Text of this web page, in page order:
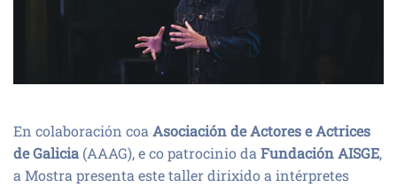
En colaboración coa Asociación de Actores e Actrices
de Galicia (AAAG), e co patrocinio da Fundación AISGE,
a Mostra presenta este taller dirixido a intérpretes